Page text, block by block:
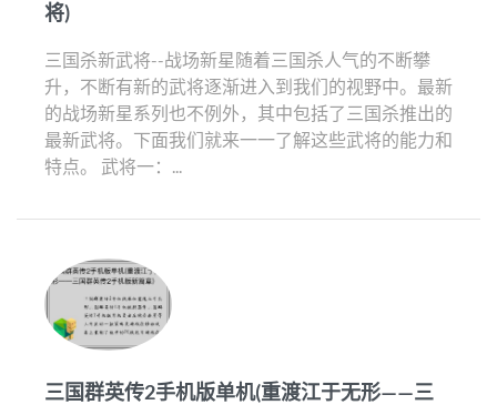
将)
三国杀新武将--战场新星随着三国杀人气的不断攀
升，不断有新的武将逐渐进入到我们的视野中。最新
的战场新星系列也不例外，其中包括了三国杀推出的
最新武将。下面我们就来一一了解这些武将的能力和
特点。 武将一：...
三国群英传2手机版单机(重渡江于无形——三